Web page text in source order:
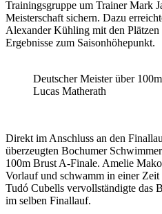
Trainingsgruppe um Trainer Mark
Meisterschaft sichern. Dazu
Alexander Kühling mit den
Ergebnisse zum Saisonhöhepunkt.
Deutscher Meister über
Lucas Matherath
Direkt im Anschluss an den
überzeugten Bochumer
100m Brust A-Finale. Amelie
Vorlauf und schwamm in einer
Tudó Cubells vervollständigte das
im selben Finallauf.